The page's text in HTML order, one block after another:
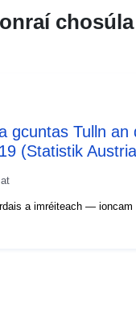
chosúla
gcuntas Tulln an
(Statistik
a imréiteach — ioncam